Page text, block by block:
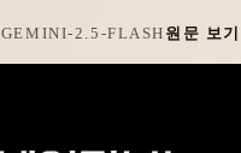
GEMINI-2.5-FLASH 원문 보기